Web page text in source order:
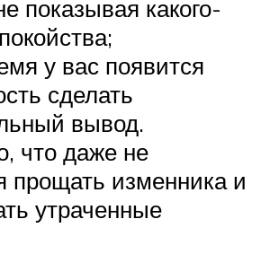
показывая какого-
у вас появится
сделать
вывод.
что даже не
прощать изменника и
утраченные